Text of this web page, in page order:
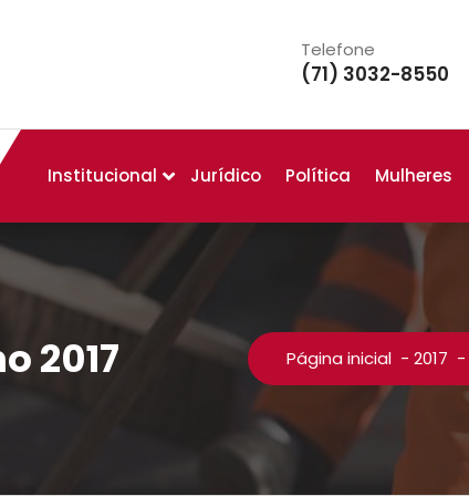
Telefone
(71) 3032-8550
Institucional Jurídico Política Mulheres
2017 Página inicial - 2017 -